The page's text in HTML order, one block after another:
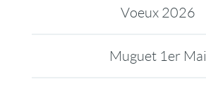
Voeux 2026
Muguet 1er Mai